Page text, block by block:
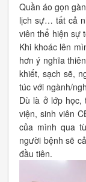
Quần áo gọn
lịch sự… tất cả
viên thể hiện sự
Khi khoác lên
hơn ý nghĩa
khiết, sạch sẽ,
túc với ngành/
Dù là ở lớp học,
viện, sinh viên
của mình qua
người bệnh sẽ
đầu tiên.